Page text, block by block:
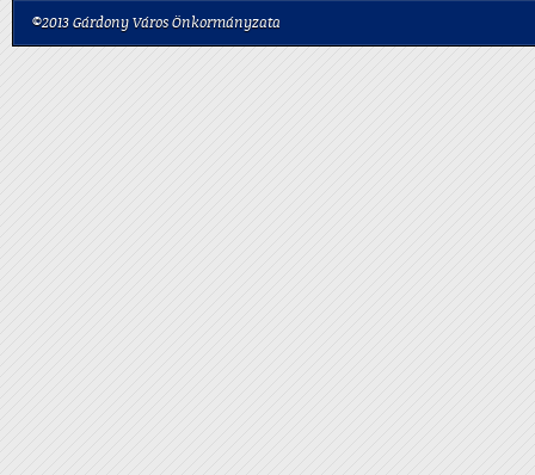
©2013 Gárdony Város Önkormányzata